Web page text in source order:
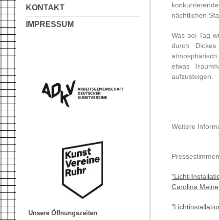
KONTAKT
IMPRESSUM
Unsere Öffnungszeiten
nächtlichen
Was bei Tag
durch Dickes
etwas
aufzusteigen.
Weitere
"Licht-
Carolina